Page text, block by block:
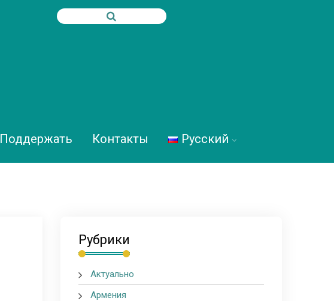
Поддержать Контакты Русский
Рубрики
Актуально
Армения